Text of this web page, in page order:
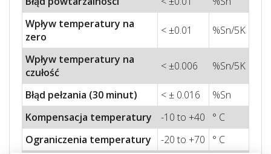
Wpływ temperatury na
zero
< ±0.01 %Sn/5K
Wpływ temperatury na
czułość
< ±0.006 %Sn/5K
Błąd pełzania (30 minut) < ± 0.016
%Sn
Kompensacja temperatury
-10 to +40
° C
Ograniczenia temperatury
-20 to +70
° C